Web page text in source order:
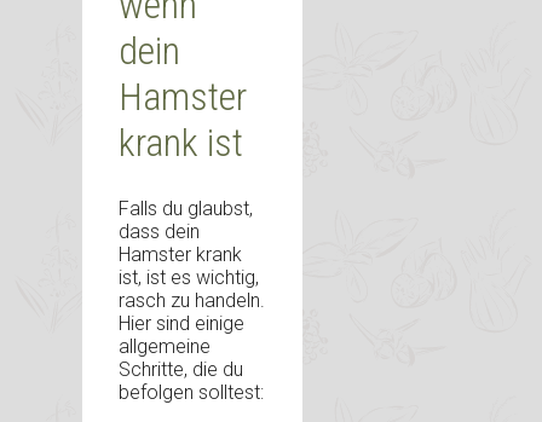
dein
Hamster
krank ist
Falls du glaubst,
dass dein
Hamster krank
ist, ist es wichtig,
rasch zu handeln.
Hier sind einige
allgemeine
Schritte, die du
befolgen solltest: